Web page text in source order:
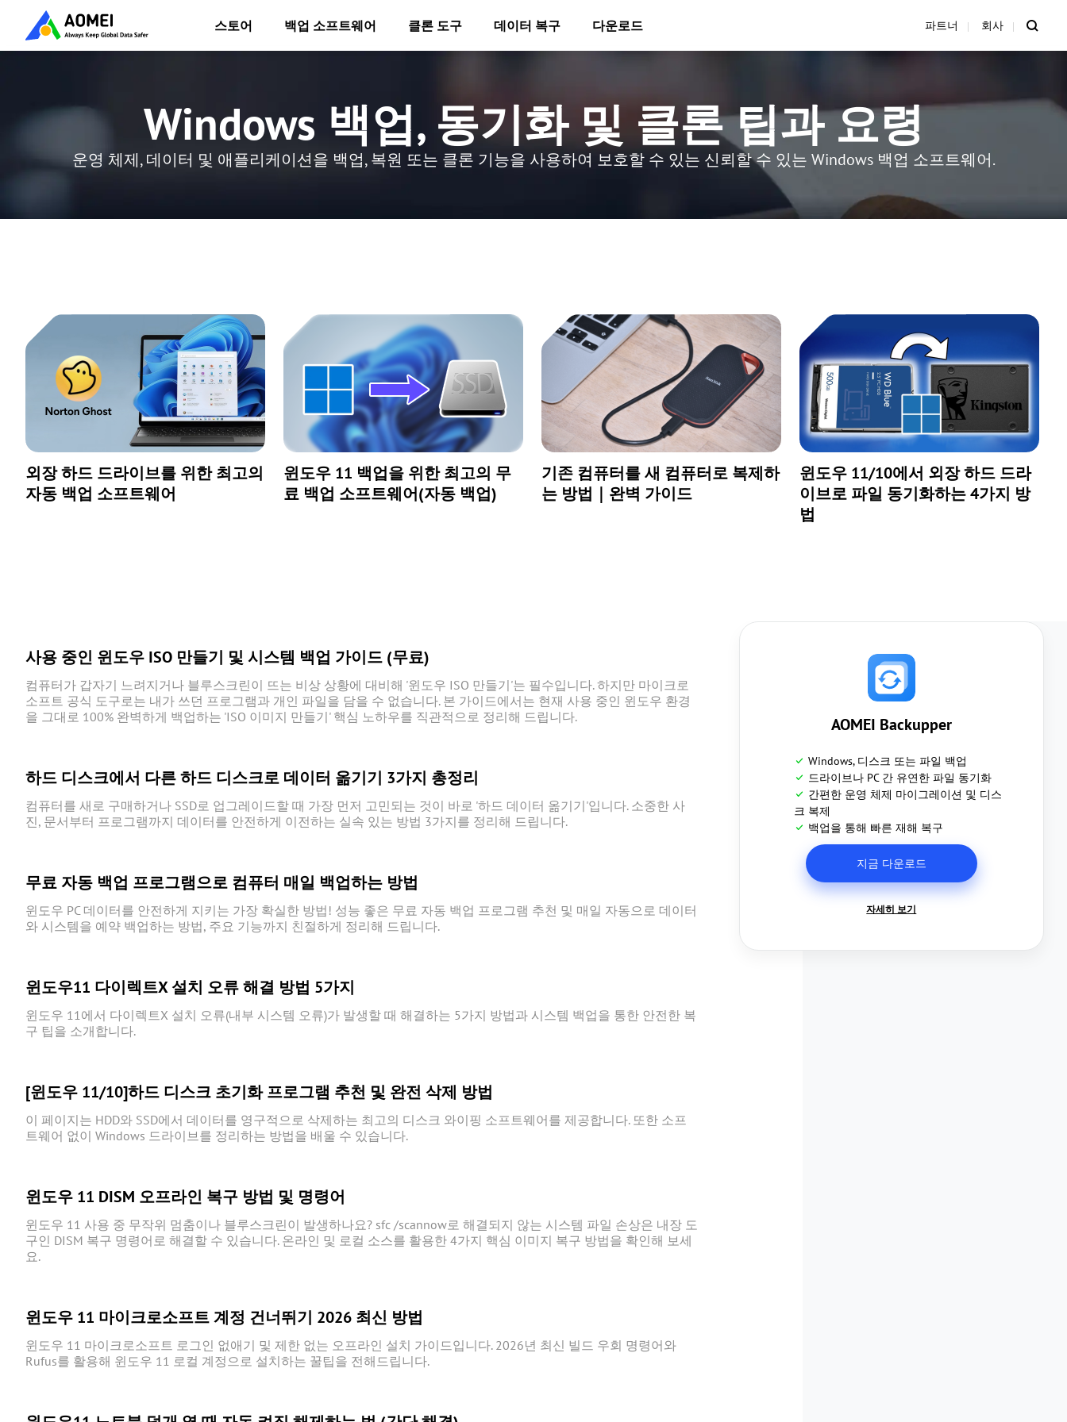
스토어 백업 소프트웨어 클론 도구 데이터 복구 다운로드 파트너 회사
Windows 백업, 동기화 및 클론 팁과 요령
운영 체제, 데이터 및 애플리케이션을 백업, 복원 또는 클론 기능을 사용하여 보호할 수 있는 신뢰할 수 있는 Windows 백업 소프트웨어.
외장 하드 드라이브를 위한 최고의
자동 백업 소프트웨어
윈도우 11 백업을 위한 최고의 무
료 백업 소프트웨어(자동 백업)
기존 컴퓨터를 새 컴퓨터로 복제하
는 방법｜완벽 가이드
윈도우 11/10에서 외장 하드 드라
이브로 파일 동기화하는 4가지 방
법
사용 중인 윈도우 ISO 만들기 및 시스템 백업 가이드 (무료)
컴퓨터가 갑자기 느려지거나 블루스크린이 뜨는 비상 상황에 대비해 '윈도우 ISO 만들기'는 필수입니다. 하지만 마이크로
소프트 공식 도구로는 내가 쓰던 프로그램과 개인 파일을 담을 수 없습니다. 본 가이드에서는 현재 사용 중인 윈도우 환경
을 그대로 100% 완벽하게 백업하는 'ISO 이미지 만들기' 핵심 노하우를 직관적으로 정리해 드립니다.
하드 디스크에서 다른 하드 디스크로 데이터 옮기기 3가지 총정리
컴퓨터를 새로 구매하거나 SSD로 업그레이드할 때 가장 먼저 고민되는 것이 바로 '하드 데이터 옮기기'입니다. 소중한 사
진, 문서부터 프로그램까지 데이터를 안전하게 이전하는 실속 있는 방법 3가지를 정리해 드립니다.
무료 자동 백업 프로그램으로 컴퓨터 매일 백업하는 방법
윈도우 PC 데이터를 안전하게 지키는 가장 확실한 방법! 성능 좋은 무료 자동 백업 프로그램 추천 및 매일 자동으로 데이터
와 시스템을 예약 백업하는 방법, 주요 기능까지 친절하게 정리해 드립니다.
윈도우11 다이렉트X 설치 오류 해결 방법 5가지
윈도우 11에서 다이렉트X 설치 오류(내부 시스템 오류)가 발생할 때 해결하는 5가지 방법과 시스템 백업을 통한 안전한 복
구 팁을 소개합니다.
[윈도우 11/10]하드 디스크 초기화 프로그램 추천 및 완전 삭제 방법
이 페이지는 HDD와 SSD에서 데이터를 영구적으로 삭제하는 최고의 디스크 와이핑 소프트웨어를 제공합니다. 또한 소프
트웨어 없이 Windows 드라이브를 정리하는 방법을 배울 수 있습니다.
윈도우 11 DISM 오프라인 복구 방법 및 명령어
윈도우 11 사용 중 무작위 멈춤이나 블루스크린이 발생하나요? sfc /scannow로 해결되지 않는 시스템 파일 손상은 내장 도
구인 DISM 복구 명령어로 해결할 수 있습니다. 온라인 및 로컬 소스를 활용한 4가지 핵심 이미지 복구 방법을 확인해 보세
요.
윈도우 11 마이크로소프트 계정 건너뛰기 2026 최신 방법
윈도우 11 마이크로소프트 로그인 없애기 및 제한 없는 오프라인 설치 가이드입니다. 2026년 최신 빌드 우회 명령어와
Rufus를 활용해 윈도우 11 로컬 계정으로 설치하는 꿀팁을 전해드립니다.
AOMEI Backupper
Windows, 디스크 또는 파일 백업
드라이브나 PC 간 유연한 파일 동기화
간편한 운영 체제 마이그레이션 및 디스
크 복제
백업을 통해 빠른 재해 복구
지금 다운로드
자세히 보기